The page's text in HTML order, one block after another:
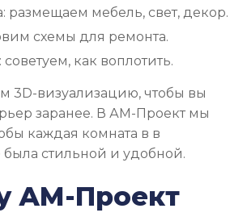
размещаем мебель, свет, декор.
схемы для ремонта.
как воплотить.
3D-визуализацию, чтобы вы
заранее. В АМ-Проект мы
каждая комната в в
стильной и удобной.
АМ-Проект